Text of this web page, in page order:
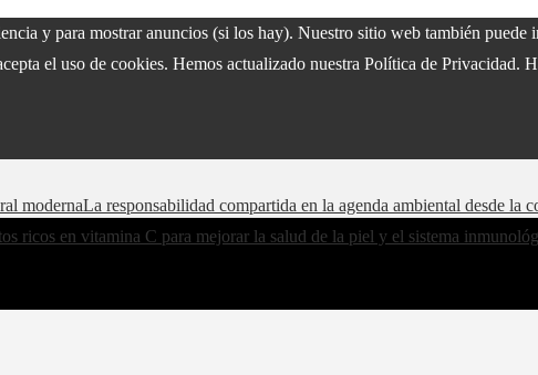
y para mostrar anuncios (si los hay). Nuestro sitio web también
el uso de cookies. Hemos actualizado nuestra Política de Privacidad.
modernaLa responsabilidad compartida en la agenda ambiental desde la
ricos en vitamina C para mejorar la salud de la piel y el sistema